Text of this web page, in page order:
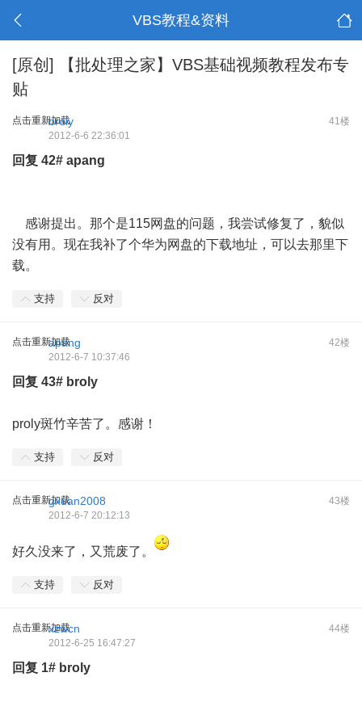
VBS教程&资料
[原创]
【批处理之家】VBS基础视频教程发布专
贴
点击重新加载 41楼
broly
2012-6-6 22:36:01
回复 42# apang
感谢提出。那个是115网盘的问题，我尝试修复了，貌似
没有用。现在我补了个华为网盘的下载地址，可以去那里下
载。
支持 反对
点击重新加载 42楼
apang
2012-6-7 10:37:46
回复 43# broly
proly斑竹辛苦了。感谢！
支持 反对
点击重新加载 43楼
gxuan2008
2012-6-7 20:12:13
好久没来了，又荒废了。
支持 反对
点击重新加载 44楼
xzwcn
2012-6-25 16:47:27
回复 1# broly